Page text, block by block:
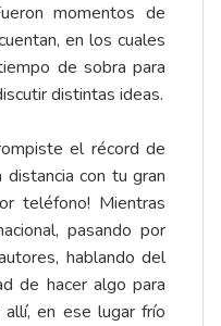
momentos de
en los cuales
de sobra para
distintas ideas.
el récord de
con tu gran
teléfono! Mientras
pasando por
hablando del
de hacer algo para
allí, en ese lugar frío